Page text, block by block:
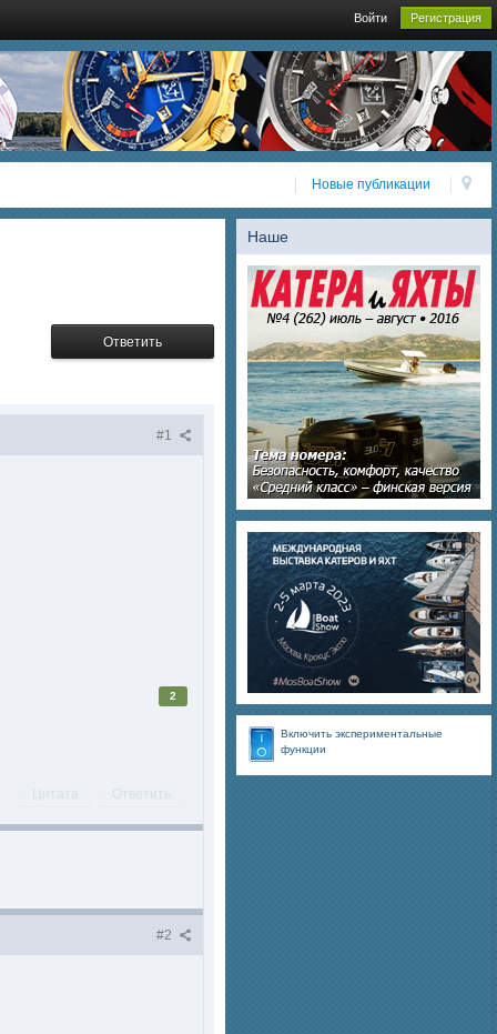
Войти Регистрация
Новые публикации
Наше
Включить экспериментальные
функции
Ответить
#1
2
#2